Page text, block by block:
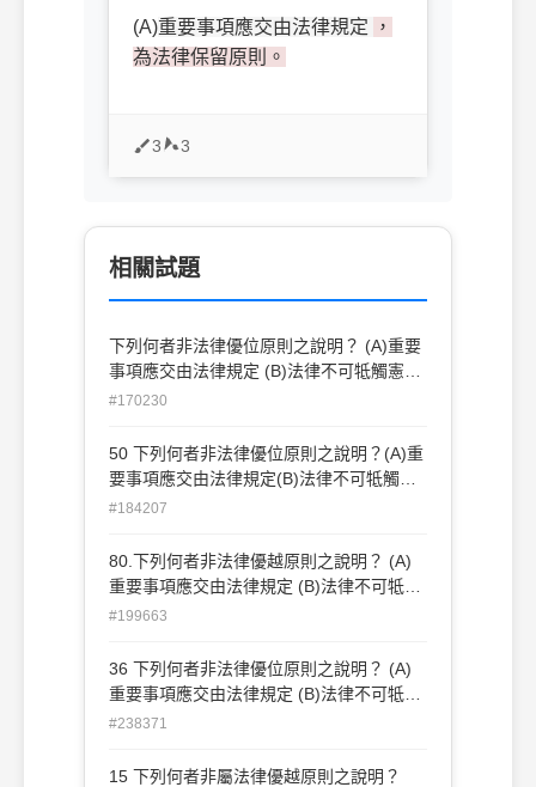
(A)重要事項應交由法律規定
，
為法律保留原則。
3 3
相關試題
下列何者非法律優位原則之說明？ (A)重要
事項應交由法律規定 (B)法律不可牴觸憲法
(C)命令不可牴觸憲法 (D)命令不可牴觸法
#170230
50 下列何者非法律優位原則之說明？(A)重
要事項應交由法律規定(B)法律不可牴觸憲
法(C)命令不可牴觸憲法(D)命令不可牴觸法
#184207
80.下列何者非法律優越原則之說明？ (A)
重要事項應交由法律規定 (B)法律不可牴觸
憲法 (C)命令不可牴觸憲法 (D)命令不可牴
#199663
36 下列何者非法律優位原則之說明？ (A)
重要事項應交由法律規定 (B)法律不可牴觸
憲法 (C)命令不可牴觸憲法 (D)命令不可牴
#238371
15 下列何者非屬法律優越原則之說明？